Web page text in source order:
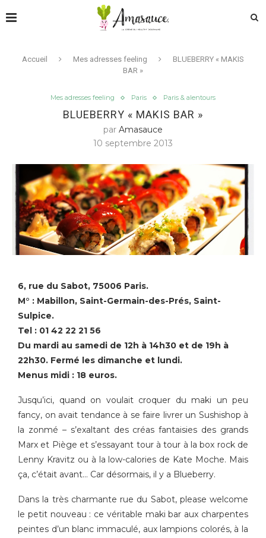
Accueil Mes adresses feeling
BLUEBERRY « MAKIS
BAR »
Mes adresses feeling Paris Paris & alentours
BLUEBERRY « MAKIS BAR »
par Amasauce
10 septembre 2013
6, rue du Sabot, 75006 Paris.
M° : Mabillon, Saint-Germain-des-Prés, Saint-
Sulpice.
Tel : 01 42 22 21 56
Du mardi au samedi de 12h à 14h30 et de 19h à
22h30. Fermé les dimanche et lundi.
Menus midi : 18 euros.
Jusqu’ici, quand on voulait croquer du maki un peu
fancy, on avait tendance à se faire livrer un Sushishop à
la zonmé – s’exaltant des créas fantaisies des grands
Marx et Piège et s’essayant tour à tour à la box rock de
Lenny Kravitz ou à la low-calories de Kate Moche. Mais
ça, c’était avant… Car désormais, il y a Blueberry.
Dans la très charmante rue du Sabot, please welcome
le petit nouveau : ce véritable maki bar aux charpentes
peintes d’un blanc immaculé, aux lampions colorés, à la